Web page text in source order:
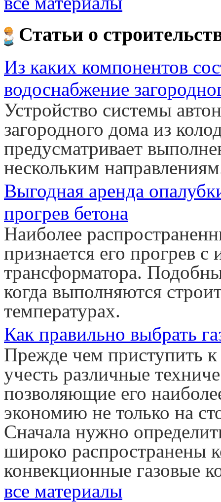
Статьи о
Из каких компонентов
водоснабжение
Устройство системы
загородного дома из
предусматривает
нескольким
Выгодная аренда
прогрев бетона
Наиболее
признается его прогрев с
трансформатора.
когда выполняются
температурах.
Как правильно выбрать
Прежде чем приступить к
учесть различные
позволяющие его
экономию не только на
Сначала нужно
широко распространены
конвекционные газовые
все материалы